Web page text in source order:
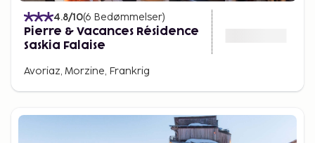
4.8/10(6 Bedømmelser)
Pierre & Vacances Résidence
Saskia Falaise
Avoriaz, Morzine, Frankrig